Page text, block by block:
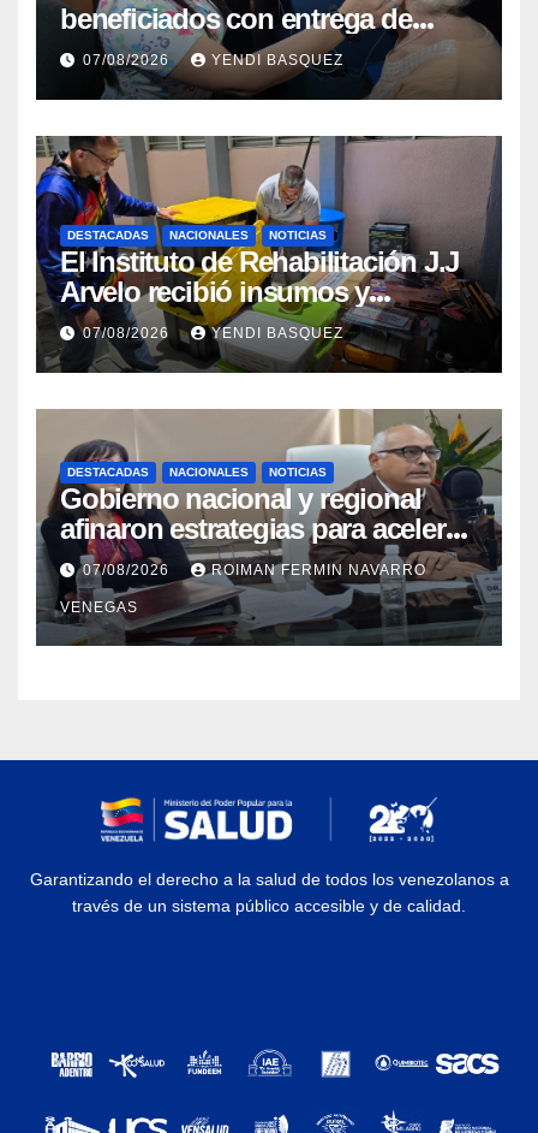
beneficiados con entrega de
prótesis auditivas en el Centro de
Rehabilitación J.J. Arvelo
07/08/2026 YENDI BASQUEZ
DESTACADAS NACIONALES NOTICIAS
El Instituto de Rehabilitación J.J
Arvelo recibió insumos y
herramientas para la atención de
personas con discapacidad
07/08/2026 YENDI BASQUEZ
DESTACADAS NACIONALES NOTICIAS
Gobierno nacional y regional
afinaron estrategias para acelerar
la vacunación antirrábica en el
estado Zulia
07/08/2026 ROIMAN FERMIN NAVARRO
VENEGAS
Garantizando el derecho a la salud de todos los venezolanos a
través de un sistema público accesible y de calidad.